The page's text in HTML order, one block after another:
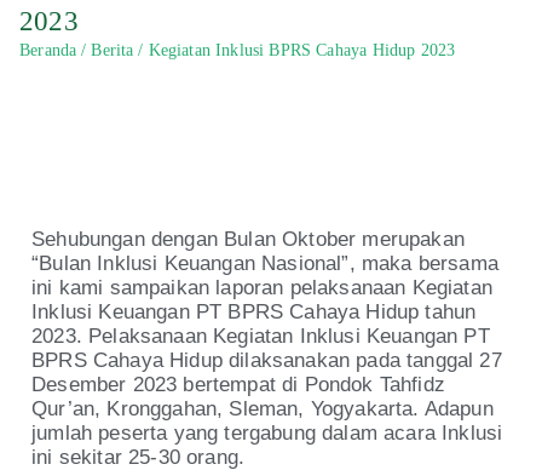
2023
Beranda Berita Kegiatan Inklusi BPRS Cahaya Hidup 2023
Sehubungan dengan Bulan Oktober merupakan
“Bulan Inklusi Keuangan Nasional”, maka bersama
ini kami sampaikan laporan pelaksanaan Kegiatan
Inklusi Keuangan PT BPRS Cahaya Hidup tahun
2023. Pelaksanaan Kegiatan Inklusi Keuangan PT
BPRS Cahaya Hidup dilaksanakan pada tanggal 27
Desember 2023 bertempat di Pondok Tahfidz
Qur’an, Kronggahan, Sleman, Yogyakarta. Adapun
jumlah peserta yang tergabung dalam acara Inklusi
ini sekitar 25-30 orang.